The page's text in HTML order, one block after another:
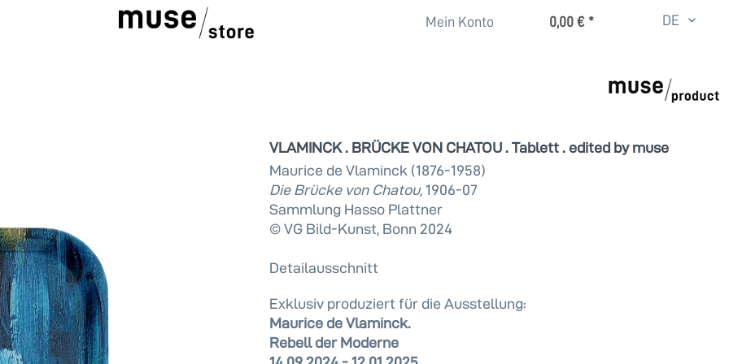
Mein Konto 0,00 € * DE
VLAMINCK . BRÜCKE VON CHATOU . Tablett . edited by muse
Maurice de Vlaminck (1876-1958)
Die Brücke von Chatou,1906-07
Sammlung Hasso Plattner
© VG Bild-Kunst, Bonn 2024
Detailausschnitt
Exklusiv produziert für die Ausstellung:
Maurice de Vlaminck.
Rebell der Moderne